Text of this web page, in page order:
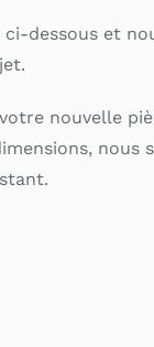
dessous et
nouvelle
nous